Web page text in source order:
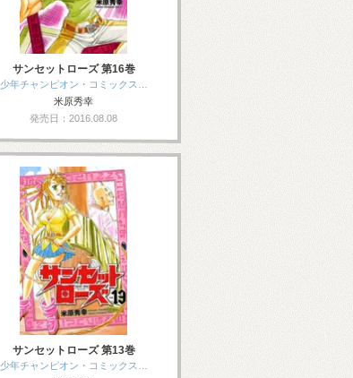
サンセットローズ 第16巻
少年チャンピオン・コミックス…
米原秀幸
発売日：2016.08.08
サンセットローズ 第13巻
少年チャンピオン・コミックス…